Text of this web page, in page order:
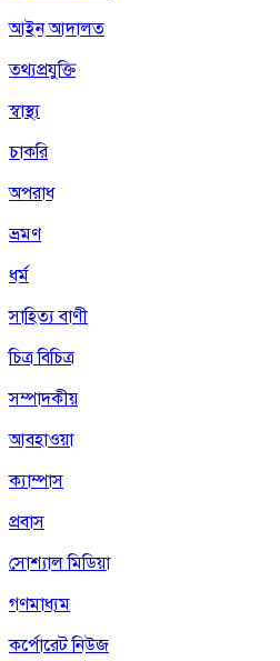
আইন আদালত
তথ্যপ্রযুক্তি
স্বাস্থ্য
চাকরি
অপরাধ
ভ্রমণ
ধর্ম
সাহিত্য বাণী
চিত্র বিচিত্র
সম্পাদকীয়
আবহাওয়া
ক্যাম্পাস
প্রবাস
সোশ্যাল মিডিয়া
গণমাধ্যম
কর্পোরেট নিউজ